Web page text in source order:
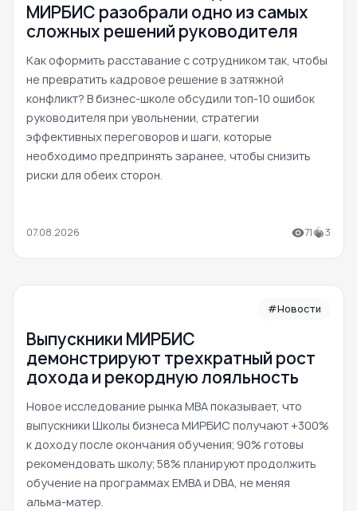
МИРБИС разобрали одно из самых
сложных решений руководителя
Как оформить расставание с сотрудником так, чтобы
не превратить кадровое решение в затяжной
конфликт? В бизнес-школе обсудили топ-10 ошибок
руководителя при увольнении, стратегии
эффективных переговоров и шаги, которые
необходимо предпринять заранее, чтобы снизить
риски для обеих сторон.
07.08.2026 71 3
#Новости
Выпускники МИРБИС
демонстрируют трехкратный рост
дохода и рекордную лояльность
Новое исследование рынка MBA показывает, что
выпускники Школы бизнеса МИРБИС получают +300%
к доходу после окончания обучения; 90% готовы
рекомендовать школу; 58% планируют продолжить
обучение на программах EMBA и DBA, не меняя
альма-матер.